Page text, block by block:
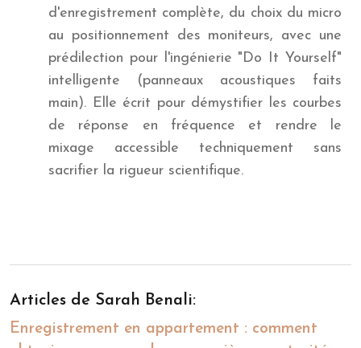
d'enregistrement complète, du choix du micro
au positionnement des moniteurs, avec une
prédilection pour l'ingénierie "Do It Yourself"
intelligente (panneaux acoustiques faits
main). Elle écrit pour démystifier les courbes
de réponse en fréquence et rendre le
mixage accessible techniquement sans
sacrifier la rigueur scientifique.
Articles de Sarah Benali:
Enregistrement en appartement : comment